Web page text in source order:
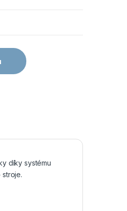
černé množství
díky systému
stroje.